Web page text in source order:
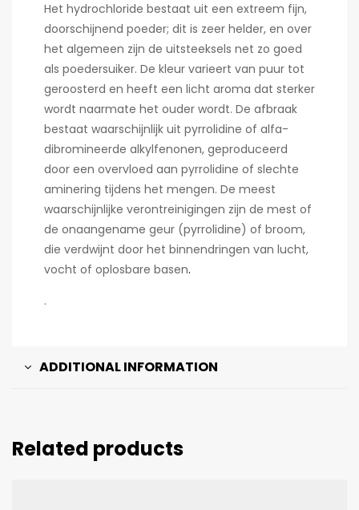
Het hydrochloride bestaat uit een extreem fijn,
doorschijnend poeder; dit is zeer helder, en over
het algemeen zijn de uitsteeksels net zo goed
als poedersuiker. De kleur varieert van puur tot
geroosterd en heeft een licht aroma dat sterker
wordt naarmate het ouder wordt. De afbraak
bestaat waarschijnlijk uit pyrrolidine of alfa-
dibromineerde alkylfenonen, geproduceerd
door een overvloed aan pyrrolidine of slechte
aminering tijdens het mengen. De meest
waarschijnlijke verontreinigingen zijn de mest of
de onaangename geur (pyrrolidine) of broom,
die verdwijnt door het binnendringen van lucht,
vocht of oplosbare basen.
.
ADDITIONAL INFORMATION
Related products